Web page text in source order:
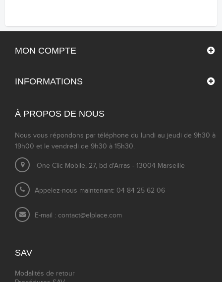
MON COMPTE
INFORMATIONS
À PROPOS DE NOUS
Nous vous répondons par téléphone du lundi au jeudi de 9h30 à
19h00 et le vendredi de 9h30 à 15h30.
One Clic Mobile, 27, bd d'Arras - 13004 Marseille
Appelez-nous maintenant: 04 84 25 62 06
E-mail : contact@elplace.com
SAV
Modalités de retour